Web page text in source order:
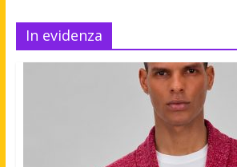
In evidenza